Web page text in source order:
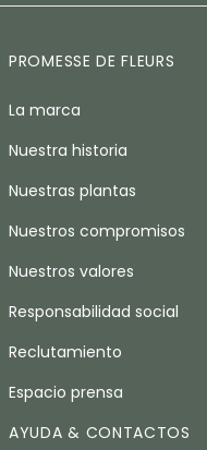
PROMESSE DE FLEURS
La marca
Nuestra historia
Nuestras plantas
Nuestros compromisos
Nuestros valores
Responsabilidad social
Reclutamiento
Espacio prensa
AYUDA & CONTACTOS